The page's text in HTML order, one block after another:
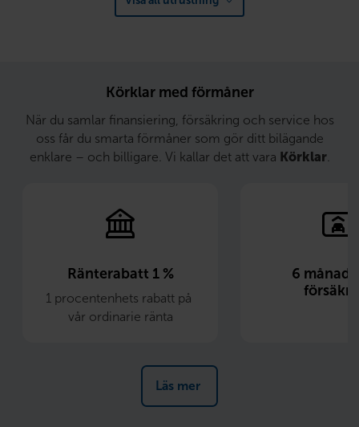
Körklar med förmåner
När du samlar finansiering, försäkring och service hos
oss får du smarta förmåner som gör ditt bilägande
enklare – och billigare. Vi kallar det att vara Körklar.
Ränterabatt 1 %
1 procentenhets rabatt på
vår ordinarie ränta
6
Läs mer